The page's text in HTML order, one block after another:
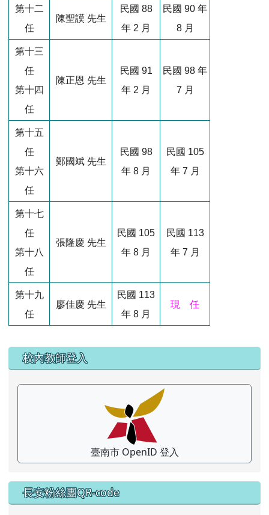
第十二
任
陳聖謨 先生
民國 88
年 2 月
民國 90 年
8 月
第十三
任
第十四
任
陳正恩 先生
民國 91
年 2 月
民國 98 年
7 月
第十五
任
第十六
任
鄭國斌 先生
民國 98
年 8 月
民國 105
年 7 月
第十七
任
第十八
任
張隆慶 先生
民國 105
年 8 月
民國 113
年 7 月
第十九
任
廖佳慶 先生
民國 113
年 8 月
現 任
左邊區域內容
校內教師登入
臺南市 OpenID 登入
長安粉絲團QR-code